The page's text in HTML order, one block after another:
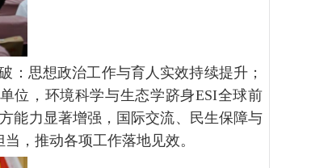
：思想政治工作与育人实效持续提升；
位，环境科学与生态学跻身ESI全球前
能力显著增强，国际交流、民生保障与
，推动各项工作落地见效。